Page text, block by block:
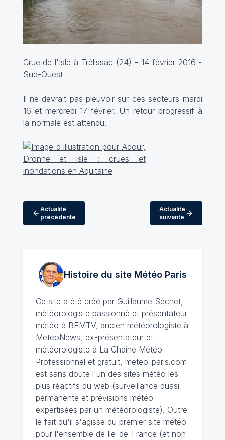
Crue de l'Isle à Trélissac (24) - 14 février 2016 -
Sud-Ouest
Il ne devrait pas pleuvoir sur ces secteurs mardi
16 et mercredi 17 février. Un retour progressif à
la normale est attendu.
Actualité
précédente
Actualité
suivante
Histoire du site MétéoParis
Ce site a été créé par Guillaume Séchet,
météorologiste passionné et présentateur
météo à BFMTV, ancien météorologiste à
MeteoNews, ex-présentateur et
météorologiste à La Chaîne Météo
Professionnel et gratuit, meteo-paris.com
est sans doute l'un des sites météo les
plus réactifs du web (surveillance quasi-
permanente et prévisions météo
expertisées par un météorologiste). Outre
le fait qu'il s'agisse du premier site météo
pour l'ensemble de Ile-de-France (et non